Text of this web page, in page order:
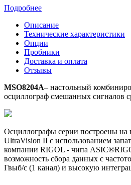
Подробнее
Описание
Технические характеристики
Опции
Пробники
Доставка и оплата
Отзывы
MSO8204A– настольный
осциллограф смешанных сигналов
Осциллографы серии построены на
UltraVision II с использованием
компании RIGOL - чипа
возможность сбора данных с
Гвыб/с (1 канал) и высокую